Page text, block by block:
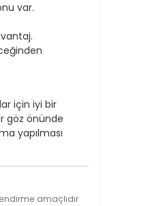
var.
için iyi bir
göz önünde
yapılması
amaçlıdır